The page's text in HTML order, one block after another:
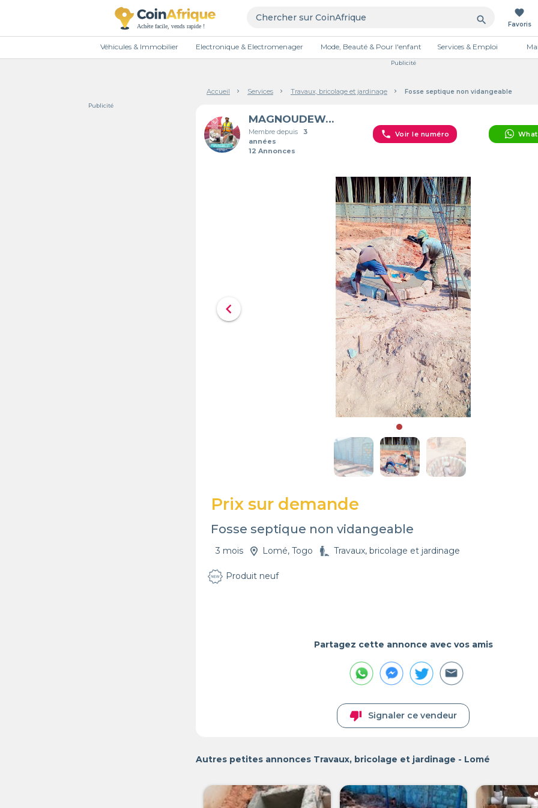
search
favorite
Favoris
Véhicules & Immobilier Electronique & Electromenager Mode, Beauté & Pour l'enfant Services & Emploi
Publicité
Accueil Services Travaux, bricolage et jardinage Fosse septique non vidangeable
Publicité
MAGNOUDEWA Kiman
Membre depuis3
années
12 Annonces
phone Voir le numéro
chevron_left
Prix sur demande
Fosse septique non vidangeable
3 mois Lomé, Togo Travaux, bricolage et jardinage
Produit neuf
Partagez cette annonce avec vos amis
thumb_down Signaler ce vendeur
Autres petites annonces Travaux, bricolage et jardinage - Lomé